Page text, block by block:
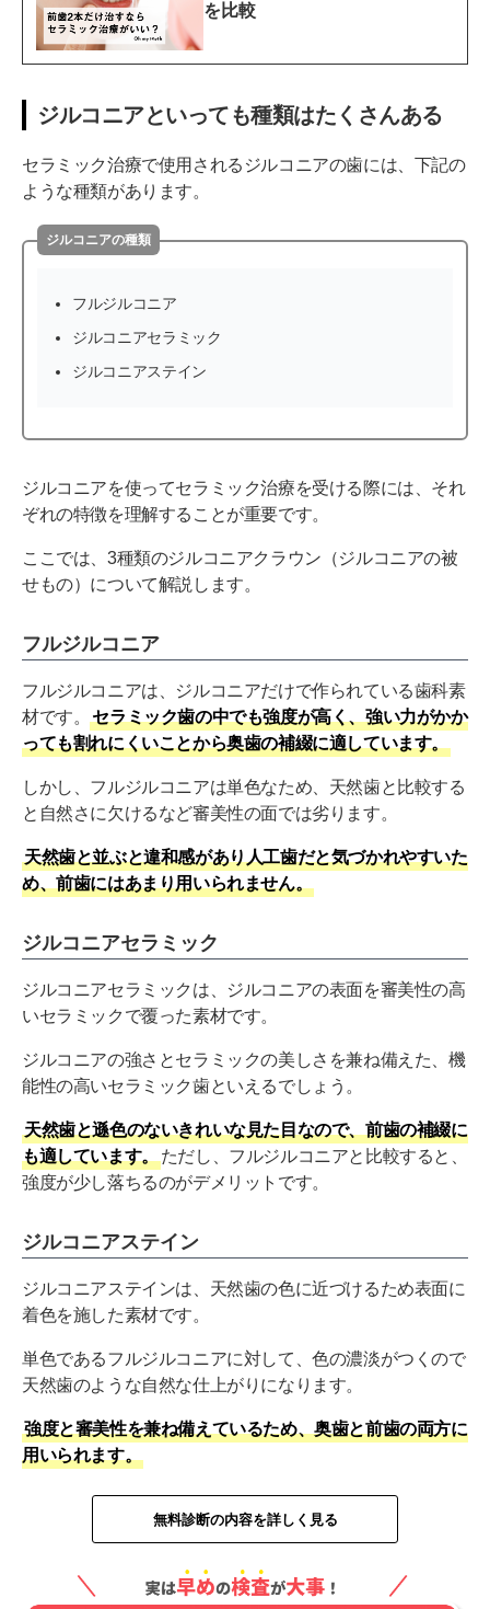
を比較
ジルコニアといっても種類はたくさんある
セラミック治療で使用されるジルコニアの歯には、下記の
ような種類があります。
ジルコニアの種類
フルジルコニア
ジルコニアセラミック
ジルコニアステイン
ジルコニアを使ってセラミック治療を受ける際には、それ
ぞれの特徴を理解することが重要です。
ここでは、3種類のジルコニアクラウン（ジルコニアの被
せもの）について解説します。
フルジルコニア
フルジルコニアは、ジルコニアだけで作られている歯科素
材です。
セラミック歯の中でも強度が高く、強い力がかか
っても割れにくいことから奥歯の補綴に適しています。
しかし、フルジルコニアは単色なため、天然歯と比較する
と自然さに欠けるなど審美性の面では劣ります。
天然歯と並ぶと違和感があり人工歯だと気づかれやすいた
め、前歯にはあまり用いられません。
ジルコニアセラミック
ジルコニアセラミックは、ジルコニアの表面を審美性の高
いセラミックで覆った素材です。
ジルコニアの強さとセラミックの美しさを兼ね備えた、機
能性の高いセラミック歯といえるでしょう。
天然歯と遜色のないきれいな見た目なので、前歯の補綴に
も適しています。
ただし、フルジルコニアと比較すると、
強度が少し落ちるのがデメリットです。
ジルコニアステイン
ジルコニアステインは、天然歯の色に近づけるため表面に
着色を施した素材です。
単色であるフルジルコニアに対して、色の濃淡がつくので
天然歯のような自然な仕上がりになります。
強度と審美性を兼ね備えているため、奥歯と前歯の両方に
用いられます。
無料診断の内容を詳しく見る